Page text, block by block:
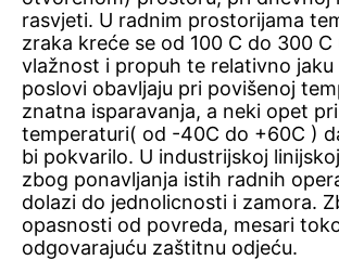
rasvjeti. U radnim prostorijama
zraka kreće se od 100 C do 300
vlažnost i propuh te relativno jaku
poslovi obavljaju pri povišenoj
znatna isparavanja, a neki opet
temperaturi( od -40C do +60C )
bi pokvarilo. U industrijskoj
zbog ponavljanja istih radnih
dolazi do jednolicnosti i zamora.
opasnosti od povreda, mesari
odgovarajuću zaštitnu odjeću.